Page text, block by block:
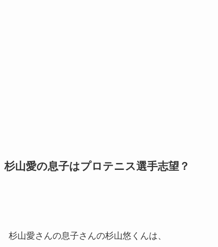
杉山愛の息子はプロテニス選手志望？
杉山愛さんの息子さんの杉山悠くんは、